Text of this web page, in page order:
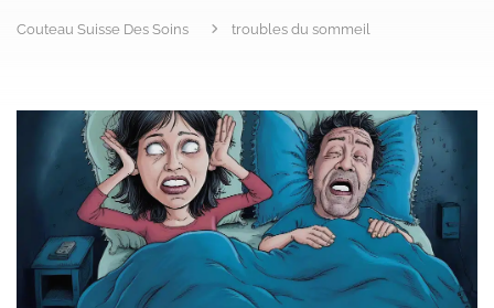
Couteau Suisse Des Soins troubles du sommeil